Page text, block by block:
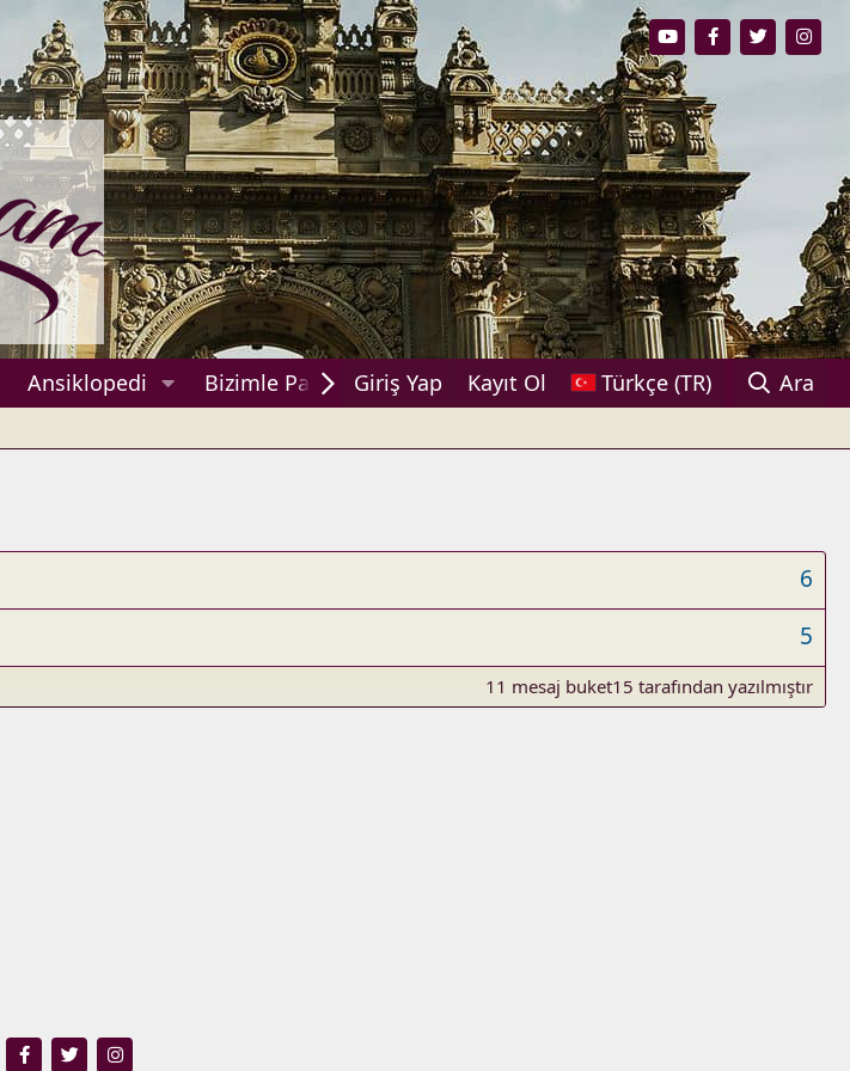
Ansiklopedi Bizimle Paylaşın!Giriş Yap Kayıt Ol Türkçe (TR) Ara
6
5
11 mesaj buket15 tarafından yazılmıştır